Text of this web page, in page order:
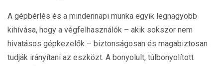
A gépbérlés és a mindennapi munka egyik legnagyobb
kihívása, hogy a végfelhasználók – akik sokszor nem
hivatásos gépkezelők – biztonságosan és magabiztosan
tudják irányítani az eszközt. A bonyolult, túlbonyolított